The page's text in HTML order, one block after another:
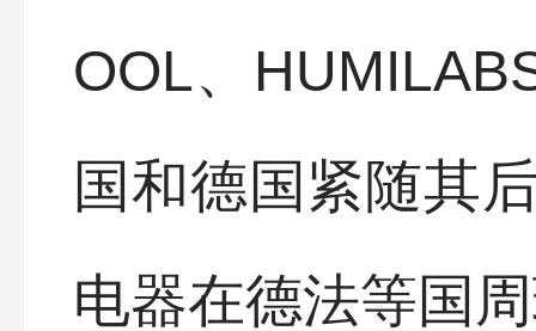
OOL、
国和德国紧随其
电器在德法等国